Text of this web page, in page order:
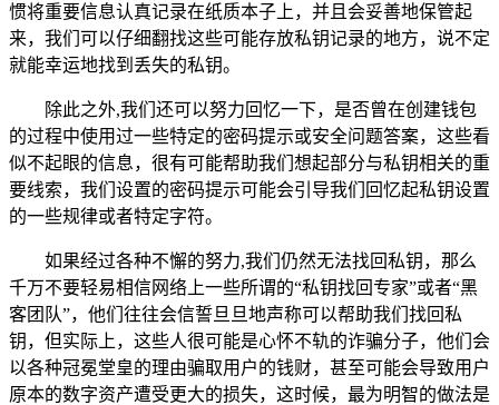
惯将重要信息认真记录在纸质本子上，并且会妥善地保管起
来，我们可以仔细翻找这些可能存放私钥记录的地方，说不定
就能幸运地找到丢失的私钥。
除此之外,我们还可以努力回忆一下，是否曾在创建钱包
的过程中使用过一些特定的密码提示或安全问题答案，这些看
似不起眼的信息，很有可能帮助我们想起部分与私钥相关的重
要线索，我们设置的密码提示可能会引导我们回忆起私钥设置
的一些规律或者特定字符。
如果经过各种不懈的努力,我们仍然无法找回私钥，那么
千万不要轻易相信网络上一些所谓的“私钥找回专家”或者“黑
客团队”，他们往往会信誓旦旦地声称可以帮助我们找回私
钥，但实际上，这些人很可能是心怀不轨的诈骗分子，他们会
以各种冠冕堂皇的理由骗取用户的钱财，甚至可能会导致用户
原本的数字资产遭受更大的损失，这时候，最为明智的做法是